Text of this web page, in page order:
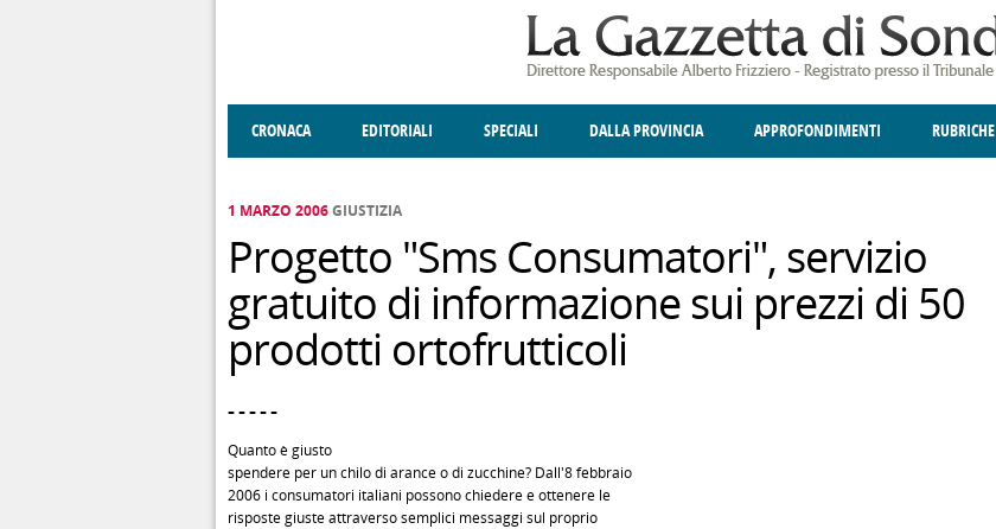
CRONACA EDITORIALI SPECIALI DALLA PROVINCIA APPROFONDIMENTI RUBRICHE
1 MARZO 2006GIUSTIZIA
Progetto "Sms Consumatori", servizio
gratuito di informazione sui prezzi di 50
prodotti ortofrutticoli
- - - - -
Quanto è giusto
spendere per un chilo di arance o di zucchine? Dall'8 febbraio
2006 i consumatori italiani possono chiedere e ottenere le
risposte giuste attraverso semplici messaggi sul proprio